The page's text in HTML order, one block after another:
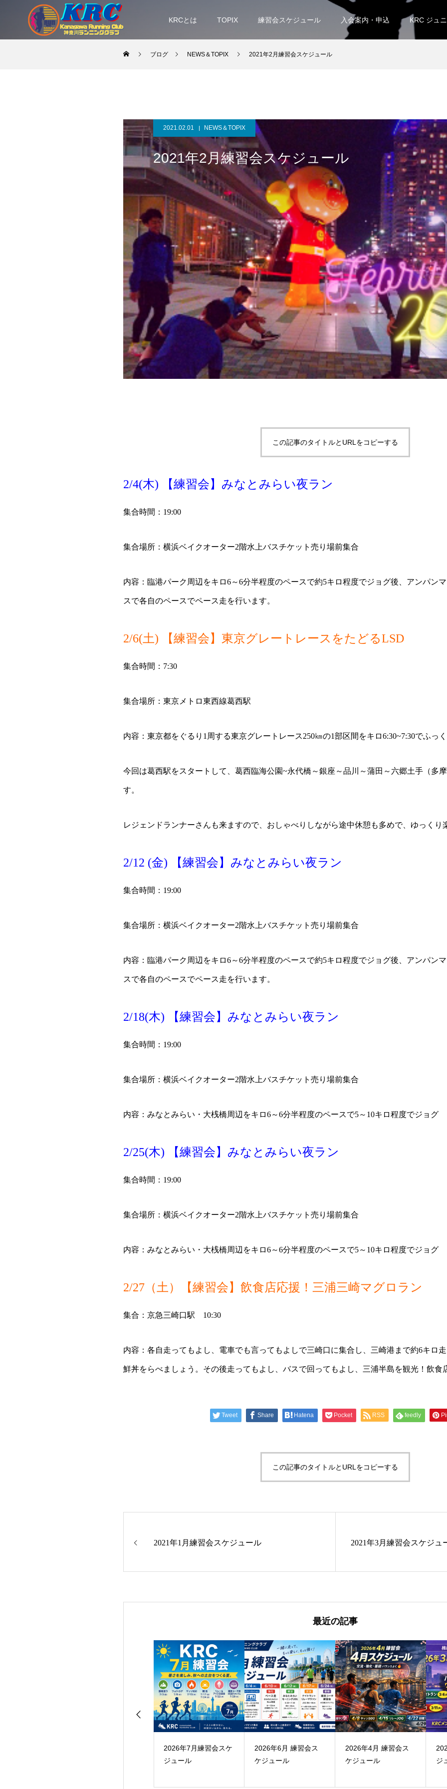
KRCとは TOPIX 練習会スケジュール 入会案内・申込 KRC ジュ
ブログ NEWS＆TOPIX 2021年2月練習会スケジュール
2021.02.01 NEWS＆TOPIX
2021年2月練習会スケジュール
この記事のタイトルとURLをコピーする
2/4(木) 【練習会】みなとみらい夜ラン
集合時間：19:00
集合場所： 横浜ベイクオーター2階水上バスチケット売り場前集合
内容：臨港パーク周辺をキロ6～6分半程度のペースで約5キロ程度でジョグ後、アンパン
スで各自のペースでペース走を行います。
2/6(土) 【練習会】東京グレートレースをたどるLSD
集合時間：7:30
集合場所：東京メトロ東西線葛西駅
内容：東京都をぐるり1周する東京グレートレース250㎞の1部区間をキロ6:30~7:30でふっ
今回は葛西駅をスタートして、葛西臨海公園~永代橋～銀座～品川～蒲田～六郷土手（多
す。
レジェンドランナーさんも来ますので、おしゃべりしながら途中休憩も多めで、ゆっくり
2/12 (金) 【練習会】みなとみらい夜ラン
集合時間：19:00
集合場所： 横浜ベイクオーター2階水上バスチケット売り場前集合
内容：臨港パーク周辺をキロ6～6分半程度のペースで約5キロ程度でジョグ後、アンパン
スで各自のペースでペース走を行います。
2/18(木) 【練習会】みなとみらい夜ラン
集合時間：19:00
集合場所： 横浜ベイクオーター2階水上バスチケット売り場前集合
内容：みなとみらい・大桟橋周辺をキロ6～6分半程度のペースで5～10キロ程度でジョグ
2/25(木) 【練習会】みなとみらい夜ラン
集合時間：19:00
集合場所： 横浜ベイクオーター2階水上バスチケット売り場前集合
内容：みなとみらい・大桟橋周辺をキロ6～6分半程度のペースで5～10キロ程度でジョグ
2/27（土）【練習会】飲食店応援！三浦三崎マグロラン
集合：京急三崎口駅 10:30
内容：各自走ってもよし、電車でも言ってもよしで三崎口に集合し、三崎港まで約6キロ
鮮丼をらべましょう。その後走ってもよし、バスで回ってもよし、三浦半島を観光！飲食
Tweet Share Hatena Pocket RSS feedly
この記事のタイトルとURLをコピーする
2021年1月練習会スケジュール 2021年3月練習会スケジュ
最近の記事
2026年7月練習会スケ
ジュール
2026年6月 練習会ス
ケジュール
2026年4月 練習会ス
ケジュール
ジ